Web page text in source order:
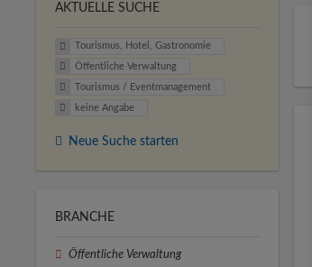
AKTUELLE SUCHE
Tourismus, Hotel, Gastronomie
Öffentliche Verwaltung
Tourismus / Eventmanagement
keine Angabe
Neue Suche starten
BRANCHE
Öffentliche Verwaltung